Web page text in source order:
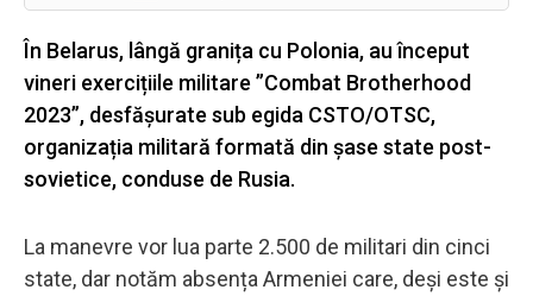
În Belarus, lângă granița cu Polonia, au început
vineri exercițiile militare ”Combat Brotherhood
2023”, desfășurate sub egida CSTO/OTSC,
organizația militară formată din șase state post-
sovietice, conduse de Rusia.
La manevre vor lua parte 2.500 de militari din cinci
state, dar notăm absența Armeniei care, deși este și